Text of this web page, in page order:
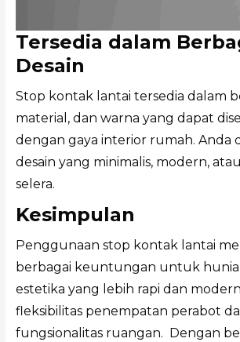
Tersedia dalam
Desain
Stop kontak lantai tersedia dalam
material, dan warna yang dapat
dengan gaya interior rumah. Anda
desain yang minimalis, modern,
selera.
Kesimpulan
Penggunaan stop kontak lantai
berbagai keuntungan untuk
estetika yang lebih rapi dan
fleksibilitas penempatan perabot
fungsionalitas ruangan. Dengan